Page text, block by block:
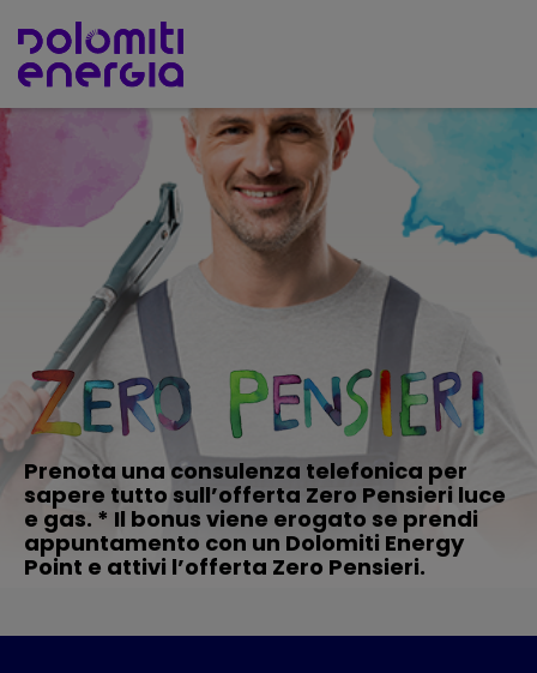
Prenota una consulenza telefonica per
sapere tutto sull’offerta Zero Pensieri luce
e gas. * Il bonus viene erogato se prendi
appuntamento con un Dolomiti Energy
Point e attivi l’offerta Zero Pensieri.